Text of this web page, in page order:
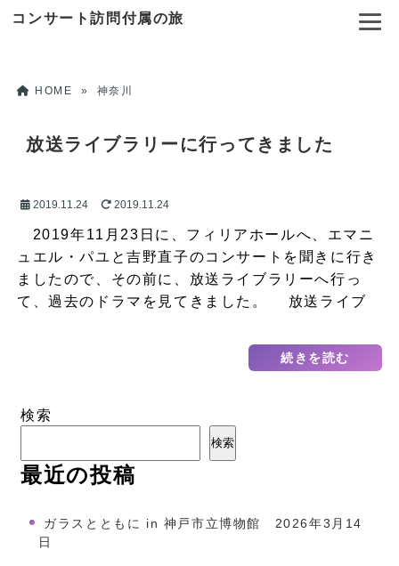
コンサート訪問付属の旅
HOME » 神奈川
放送ライブラリーに行ってきました
2019.11.24 2019.11.24
2019年11月23日に、フィリアホールへ、エマニ
ュエル・パユと吉野直子のコンサートを聞きに行き
ましたので、その前に、放送ライブラリーへ行っ
て、過去のドラマを見てきました。 放送ライブ
続きを読む
検索
検索
最近の投稿
ガラスとともに in 神戸市立博物館 2026年3月14
日